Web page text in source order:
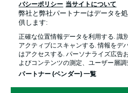
当サイトについて
© 2026 Bundesliga-
バシーポリシー 当サイトについて
弊社と弊社パートナーはデータを
供します:
正確な位置情報データを利用する. 識
アクティブにスキャンする. 情報をデ
はアクセスする. パーソナライズ広告
よびコンテンツの測定、ユーザー層
パートナー (ベンダー) 一覧